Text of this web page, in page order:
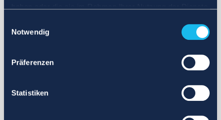
Notwendig
Präferenzen
Statistiken